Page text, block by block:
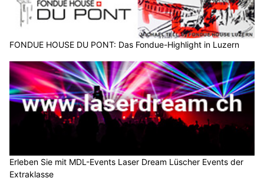
FONDUE HOUSE DU PONT: Das Fondue-Highlight in Luzern
Erleben Sie mit MDL-Events Laser Dream Lüscher Events der
Extraklasse